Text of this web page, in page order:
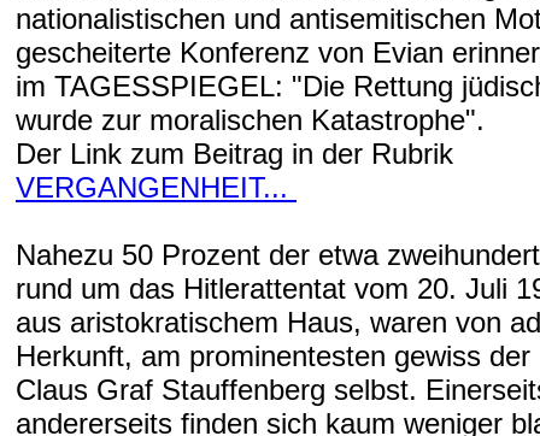
nationalistischen und antisemitischen
gescheiterte Konferenz von Evian
im TAGESSPIEGEL: "Die Rettung
wurde zur moralischen Katastrophe".
Der Link zum Beitrag in der Rubrik
VERGANGENHEIT...
Nahezu 50 Prozent der etwa
rund um das Hitlerattentat vom 20. Juli
aus aristokratischem Haus, waren von
Herkunft, am prominentesten gewiss
Claus Graf Stauffenberg selbst.
andererseits finden sich kaum weniger